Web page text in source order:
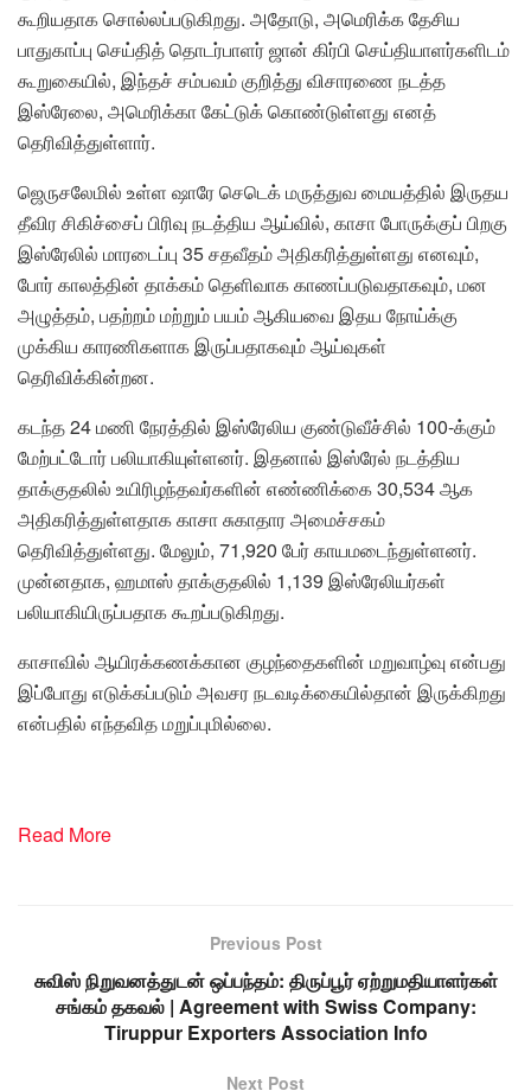
கூறியதாக சொல்லப்படுகிறது. அதோடு, அமெரிக்க தேசிய
பாதுகாப்பு செய்தித் தொடர்பாளர் ஜான் கிர்பி செய்தியாளர்களிடம்
கூறுகையில், இந்தச் சம்பவம் குறித்து விசாரணை நடத்த
இஸ்ரேலை, அமெரிக்கா கேட்டுக் கொண்டுள்ளது எனத்
தெரிவித்துள்ளார்.
ஜெருசலேமில் உள்ள ஷாரே செடெக் மருத்துவ மையத்தில் இருதய
தீவிர சிகிச்சைப் பிரிவு நடத்திய ஆய்வில், காசா போருக்குப் பிறகு
இஸ்ரேலில் மாரடைப்பு 35 சதவீதம் அதிகரித்துள்ளது எனவும்,
போர் காலத்தின் தாக்கம் தெளிவாக காணப்படுவதாகவும், மன
அழுத்தம், பதற்றம் மற்றும் பயம் ஆகியவை இதய நோய்க்கு
முக்கிய காரணிகளாக இருப்பதாகவும் ஆய்வுகள்
தெரிவிக்கின்றன.
கடந்த 24 மணி நேரத்தில் இஸ்ரேலிய குண்டுவீச்சில் 100-க்கும்
மேற்பட்டோர் பலியாகியுள்ளனர். இதனால் இஸ்ரேல் நடத்திய
தாக்குதலில் உயிரிழந்தவர்களின் எண்ணிக்கை 30,534 ஆக
அதிகரித்துள்ளதாக காசா சுகாதார அமைச்சகம்
தெரிவித்துள்ளது. மேலும், 71,920 பேர் காயமடைந்துள்ளனர்.
முன்னதாக, ஹமாஸ் தாக்குதலில் 1,139 இஸ்ரேலியர்கள்
பலியாகியிருப்பதாக கூறப்படுகிறது.
காசாவில் ஆயிரக்கணக்கான குழந்தைகளின் மறுவாழ்வு என்பது
இப்போது எடுக்கப்படும் அவசர நடவடிக்கையில்தான் இருக்கிறது
என்பதில் எந்தவித மறுப்புமில்லை.
Read More
Previous Post
சுவிஸ் நிறுவனத்துடன் ஒப்பந்தம்: திருப்பூர் ஏற்றுமதியாளர்கள்
சங்கம் தகவல் | Agreement with Swiss Company:
Tiruppur Exporters Association Info
Next Post